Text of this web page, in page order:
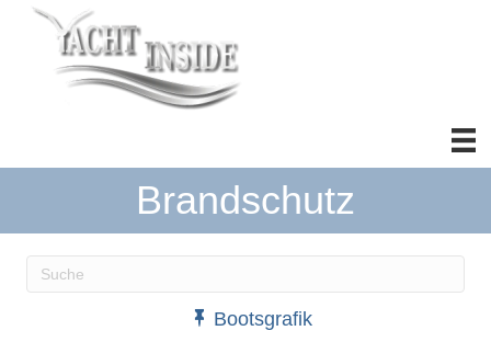
Brandschutz
Wenn die Ergebnisse der automatischen
Bootsgrafik